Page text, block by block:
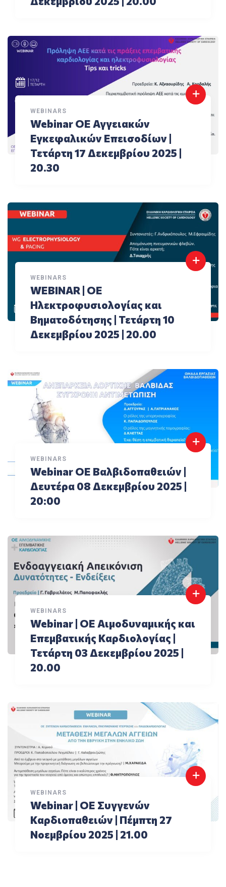
WEBINARS
Webinar ΟΕ Αγγειακών
Εγκεφαλικών Επεισοδίων |
Τετάρτη 17 Δεκεμβρίου 2025 |
20.30
WEBINARS
WEBINAR | ΟΕ
Ηλεκτροφυσιολογίας και
Βηματοδότησης | Τετάρτη 10
Δεκεμβρίου 2025 | 20.00
WEBINARS
Webinar ΟΕ Βαλβιδοπαθειών |
Δευτέρα 08 Δεκεμβρίου 2025 |
20:00
WEBINARS
Webinar | ΟΕ Αιμοδυναμικής και
Επεμβατικής Καρδιολογίας |
Τετάρτη 03 Δεκεμβρίου 2025 |
20.00
WEBINARS
Webinar | ΟΕ Συγγενών
Καρδιοπαθειών | Πέμπτη 27
Νοεμβρίου 2025 | 21.00